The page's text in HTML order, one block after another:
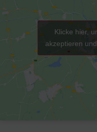
Klicke hier,
akzeptieren